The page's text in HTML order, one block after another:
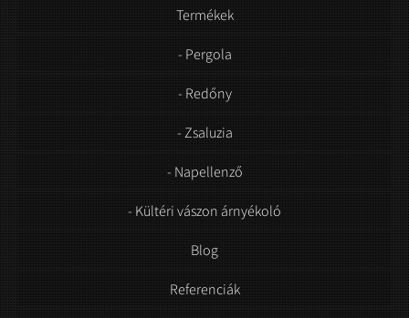
Termékek
- Pergola
- Redőny
- Zsaluzia
- Napellenző
- Kültéri vászon árnyékoló
Blog
Referenciák